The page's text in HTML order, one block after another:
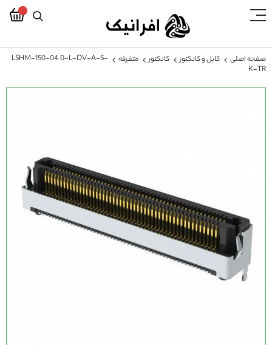
صفحه اصلی کابل و کانکتور کانکتور متفرقه
LSHM-150-04.0-L-DV-A-S-
K-TR
رفتن